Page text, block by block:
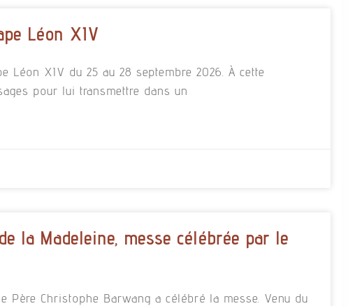
Léon XIV
Léon XIV du 25 au 28 septembre 2026. À cette
pour lui transmettre dans un
la Madeleine, messe célébrée par le
Père Christophe Barwang a célébré la messe. Venu du